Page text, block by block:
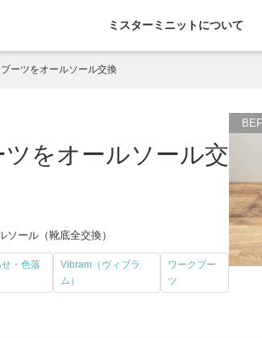
ミスターミニットについて
ーツをオールソール交換
をオールソール交
ソール（靴底全交換）
・色落
Vibram（ヴィブラ
ム）
ワークブー
ツ